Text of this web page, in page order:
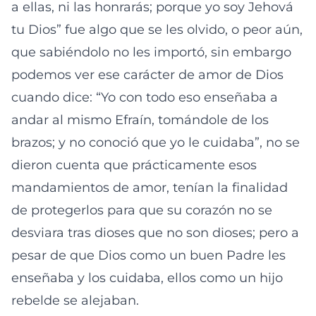
a ellas, ni las honrarás; porque yo soy Jehová
tu Dios” fue algo que se les olvido, o peor aún,
que sabiéndolo no les importó, sin embargo
podemos ver ese carácter de amor de Dios
cuando dice: “Yo con todo eso enseñaba a
andar al mismo Efraín, tomándole de los
brazos; y no conoció que yo le cuidaba”, no se
dieron cuenta que prácticamente esos
mandamientos de amor, tenían la finalidad
de protegerlos para que su corazón no se
desviara tras dioses que no son dioses; pero a
pesar de que Dios como un buen Padre les
enseñaba y los cuidaba, ellos como un hijo
rebelde se alejaban.